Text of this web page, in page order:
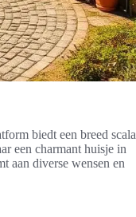
biedt een breed scala
een charmant huisje in
aan diverse wensen en